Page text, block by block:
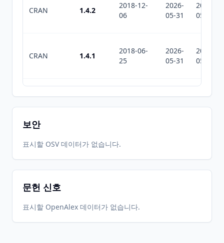
CRAN 1.4.2
2018-12-
06
2026-
05-31
2026-
05-31
CRAN 1.4.1
2018-06-
25
2026-
05-31
2026-
05-31
2018-01-
03
2026-
05-31
2026-
05-31
CRAN 2.2.5
보안
표시할 OSV 데이터가 없습니다.
문헌 신호
표시할 OpenAlex 데이터가 없습니다.